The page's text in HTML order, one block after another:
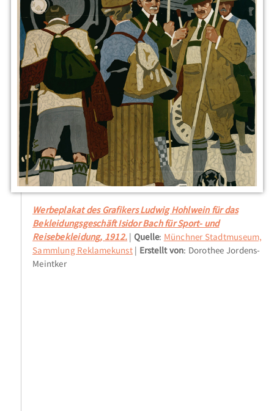
Werbeplakat des Grafikers Ludwig Hohlwein für das
Bekleidungsgeschäft Isidor Bach für Sport- und
Reisebekleidung, 1912. Quelle: Münchner Stadtmuseum,
Sammlung Reklamekunst
Erstellt von: Dorothee Jordens-
Meintker